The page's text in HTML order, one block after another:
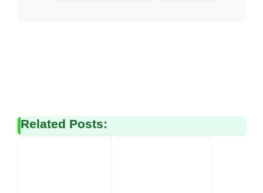
Related Posts: